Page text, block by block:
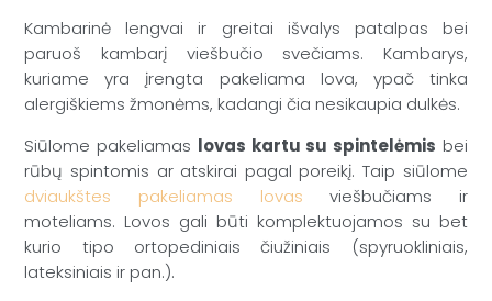
Kambarinė lengvai ir greitai išvalys patalpas bei
paruoš kambarį viešbučio svečiams. Kambarys,
kuriame yra įrengta pakeliama lova, ypač tinka
alergiškiems žmonėms, kadangi čia nesikaupia dulkės.
Siūlome pakeliamas lovas kartu su spintelėmis bei
rūbų spintomis ar atskirai pagal poreikį. Taip siūlome
dviaukštes pakeliamas lovasviešbučiams ir
moteliams. Lovos gali būti komplektuojamos su bet
kurio tipo ortopediniais čiužiniais (spyruokliniais,
lateksiniais ir pan.).